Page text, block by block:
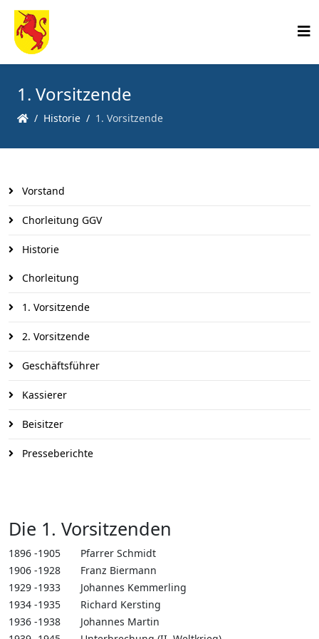
1. Vorsitzende
Historie 1. Vorsitzende
Vorstand
Chorleitung GGV
Historie
Chorleitung
1. Vorsitzende
2. Vorsitzende
Geschäftsführer
Kassierer
Beisitzer
Presseberichte
Die 1. Vorsitzenden
1896 -1905
Pfarrer Schmidt
1906 -1928
Franz Biermann
1929 -1933
Johannes Kemmerling
1934 -1935
Richard Kersting
1936 -1938
Johannes Martin